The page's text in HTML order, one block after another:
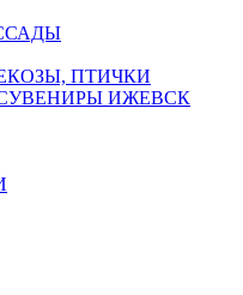
ПТИЧКИ
ИЖЕВСК